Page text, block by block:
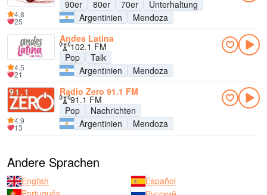
90er
80er 70er
Unterhaltung
Argentinien
Mendoza
4.8
25
Andes Latina
102.1 FM
Pop
Talk
Argentinien
Mendoza
4.5
21
Radio Zero 91.1 FM
91.1 FM
Pop
Nachrichten
Argentinien
Mendoza
4.9
13
Andere Sprachen
English
Español